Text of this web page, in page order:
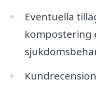
Eventuella
kompostering